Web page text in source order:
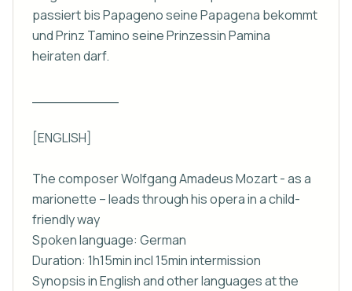
passiert bis Papageno seine Papagena bekommt
und Prinz Tamino seine Prinzessin Pamina
heiraten darf.
[ENGLISH]
The composer Wolfgang Amadeus Mozart - as a
marionette – leads through his opera in a child-
friendly way
Spoken language: German
Duration: 1h15min incl 15min intermission
Synopsis in English and other languages at the